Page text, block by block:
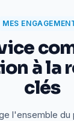
MES
à la
clés
l'ensemble